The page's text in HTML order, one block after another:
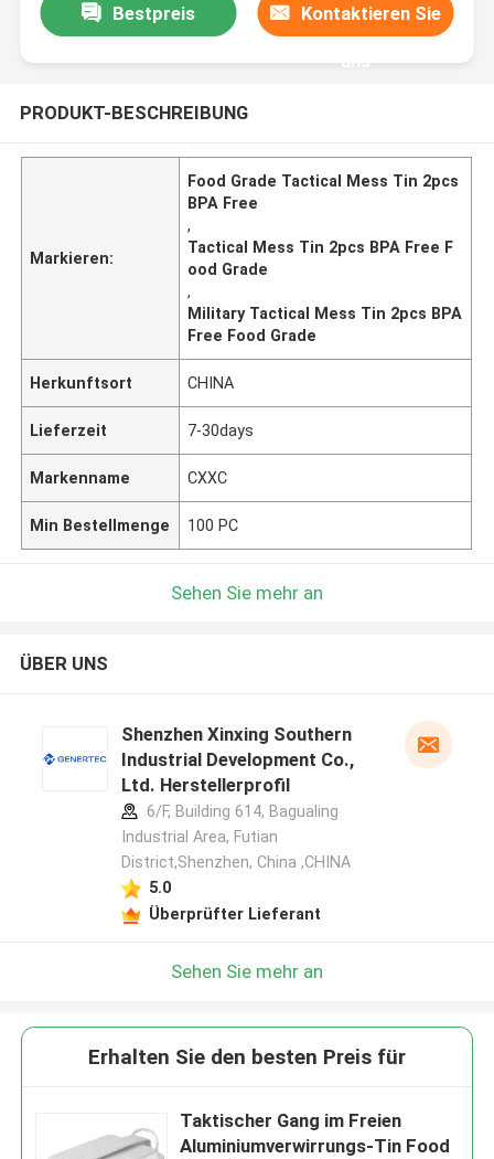
Bestpreis Kontaktieren Sie
uns
PRODUKT-BESCHREIBUNG
Markieren:
Food Grade Tactical Mess Tin 2pcs
BPA Free
,
Tactical Mess Tin 2pcs BPA Free F
ood Grade
,
Military Tactical Mess Tin 2pcs BPA
Free Food Grade
Herkunftsort CHINA
Lieferzeit 7-30days
Markenname CXXC
Min Bestellmenge 100 PC
Sehen Sie mehr an
ÜBER UNS
Shenzhen Xinxing Southern
Industrial Development Co.,
Ltd. Herstellerprofil
6/F, Building 614, Bagualing
Industrial Area, Futian
District,Shenzhen, China ,CHINA
5.0
Überprüfter Lieferant
Sehen Sie mehr an
Erhalten Sie den besten Preis für
Taktischer Gang im Freien
Aluminiumverwirrungs-Tin Food